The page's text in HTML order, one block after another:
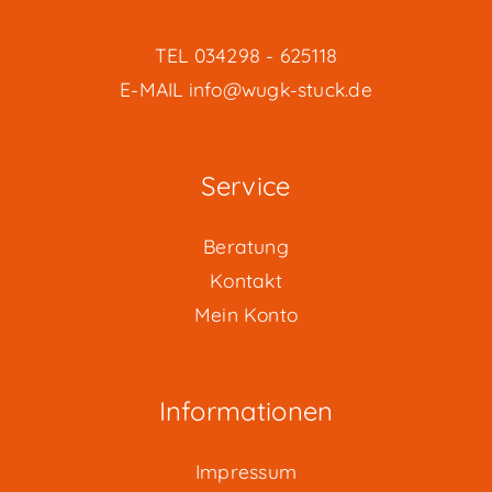
TEL 034298 - 625118
E-MAIL info@wugk-stuck.de
Service
Beratung
Kontakt
Mein Konto
Informationen
Impressum